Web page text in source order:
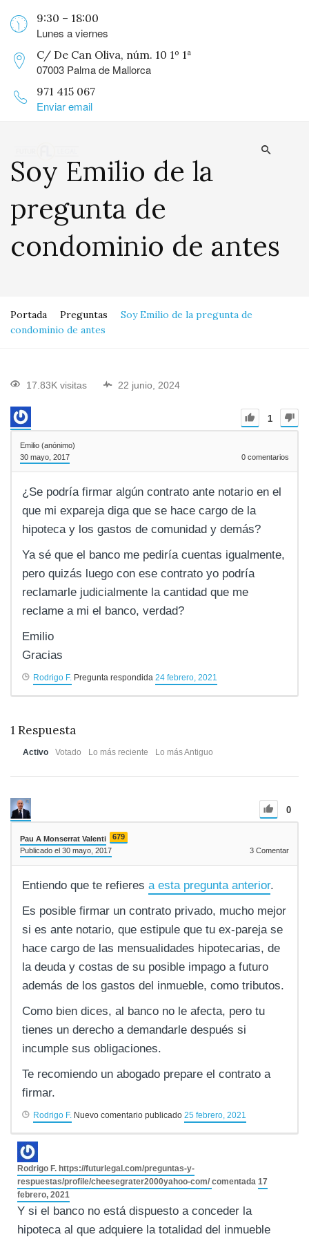
9:30 – 18:00
Lunes a viernes
C/ De Can Oliva, núm. 10 1º 1ª
07003 Palma de Mallorca
971 415 067
Enviar email
Soy Emilio de la
pregunta de
condominio de antes
Portada Preguntas
Soy Emilio de la pregunta de
condominio de antes
17.83K visitas 22 junio, 2024
1
Emilio (anónimo)
30 mayo, 2017
0 comentarios
¿Se podría firmar algún contrato ante notario en el
que mi expareja diga que se hace cargo de la
hipoteca y los gastos de comunidad y demás?
Ya sé que el banco me pediría cuentas igualmente,
pero quizás luego con ese contrato yo podría
reclamarle judicialmente la cantidad que me
reclame a mi el banco, verdad?
Emilio
Gracias
Rodrigo F. Pregunta respondida 24 febrero, 2021
1 Respuesta
Activo Votado Lo más reciente Lo más Antiguo
0
Pau A Monserrat Valenti
679
Publicado el 30 mayo, 2017
3 Comentar
Entiendo que te refieres a esta pregunta anterior.
Es posible firmar un contrato privado, mucho mejor
si es ante notario, que estipule que tu ex-pareja se
hace cargo de las mensualidades hipotecarias, de
la deuda y costas de su posible impago a futuro
además de los gastos del inmueble, como tributos.
Como bien dices, al banco no le afecta, pero tu
tienes un derecho a demandarle después si
incumple sus obligaciones.
Te recomiendo un abogado prepare el contrato a
firmar.
Rodrigo F. Nuevo comentario publicado 25 febrero, 2021
Rodrigo F. https://futurlegal.com/preguntas-y-
respuestas/profile/cheesegrater2000yahoo-com/ comentada 17
febrero, 2021
Y si el banco no está dispuesto a conceder la
hipoteca al que adquiere la totalidad del inmueble